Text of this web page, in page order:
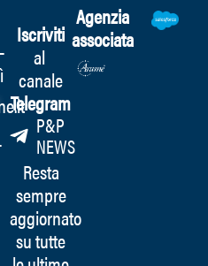
Iscriviti
al
canale
Telegram
P&P
NEWS
Resta
sempre
aggiornato
su tutte
Agenzia
associata